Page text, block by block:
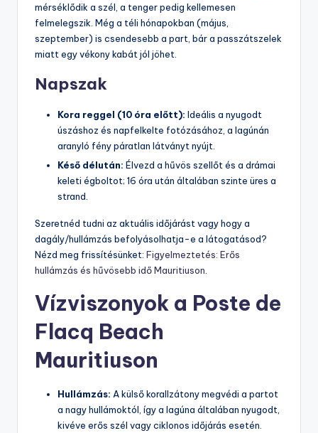
mérséklődik a szél, a tenger pedig kellemesen
felmelegszik. Még a téli hónapokban (május,
szeptember) is csendesebb a part, bár a passzátszelek
miatt egy vékony kabát jól jöhet.
Napszak
Kora reggel (10 óra előtt): Ideális a nyugodt
úszáshoz és napfelkelte fotózásához, a lagúnán
aranyló fény páratlan látványt nyújt.
Késő délután: Élvezd a hűvös szellőt és a drámai
keleti égboltot; 16 óra után általában szinte üres a
strand.
Szeretnéd tudni az aktuális időjárást vagy hogy a
dagály/hullámzás befolyásolhatja-e a látogatásod?
Nézd meg frissítésünket: Figyelmeztetés: Erős
hullámzás és hűvösebb idő Mauritiuson
Vízviszonyok a Poste de
Flacq Beach
Mauritiuson
Hullámzás: A külső korallzátony megvédi a partot
a nagy hullámoktól, így a lagúna általában nyugodt,
kivéve erős szél vagy ciklonos időjárás esetén.